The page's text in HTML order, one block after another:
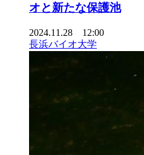
オと新たな保護池
2024.11.28 12:00
長浜バイオ大学